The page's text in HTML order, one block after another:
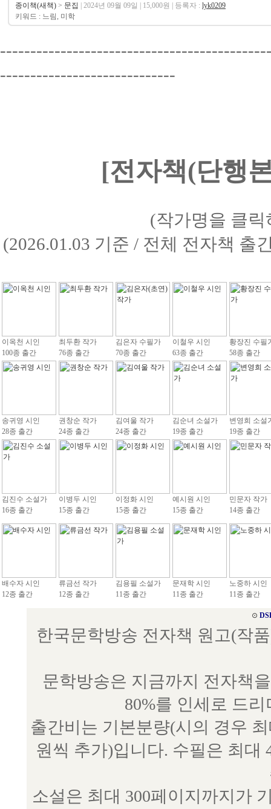
종이책(새책) > 문집 | 2024년 09월 09일 | 15,000원 | 등록자 : lyk0209
키워드 : 느림, 미학
-----------------------------
[전자책(단행
(작가명을 클
(2026.01.03 기준 / 전체 전자책 출
이옥천 시인
100종 출간
최두환 작가
76종 출간
김은자 수필가
70종 출간
이철우 시인
63종 출간
황장진 수필
58종 출간
송귀영 시인
28종 출간
권창순 작가
24종 출간
김여울 작가
24종 출간
김순녀 소설가
19종 출간
변영희 소설
19종 출간
김진수 소설가
16종 출간
이병두 시인
15종 출간
이정화 시인
15종 출간
예시원 시인
15종 출간
민문자 작가
14종 출간
배수자 시인
12종 출간
류금선 작가
12종 출간
김용필 소설가
11종 출간
문재학 시인
11종 출간
노중하 시인
11종 출간
⊙
한국문학방송 전자책 원고(작
문학방송은 지금까지 전자책
80%를 인세로 드
출간비는 기본분량(시의 경우
원씩 추가)입니다. 수필은 최대
소설은 최대 300페이지까지가